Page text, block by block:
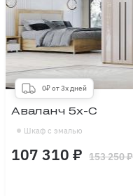
0₽ от 3х дней
Шкаф с эмалью
Аваланч 5х-С
107 310 ₽ 153 250 ₽